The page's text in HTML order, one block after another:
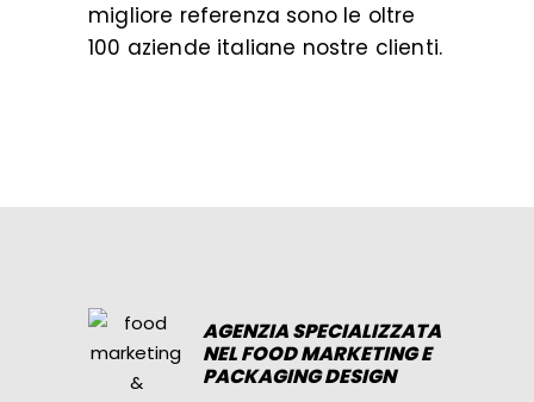
migliore referenza sono le oltre
100 aziende italiane nostre clienti.
AGENZIA SPECIALIZZATA
NEL FOOD MARKETING E
PACKAGING DESIGN